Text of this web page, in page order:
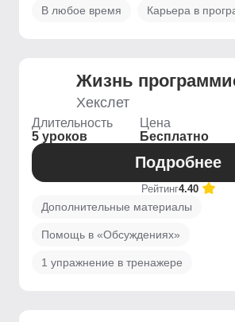
В любое время Карьера в
Жизнь
Хекслет
Длительность
5 уроков
Цена
Бесплатно
Подробнее
Рейтинг4.40
Дополнительные материалы
Помощь в «Обсуждениях»
1 упражнение в тренажере